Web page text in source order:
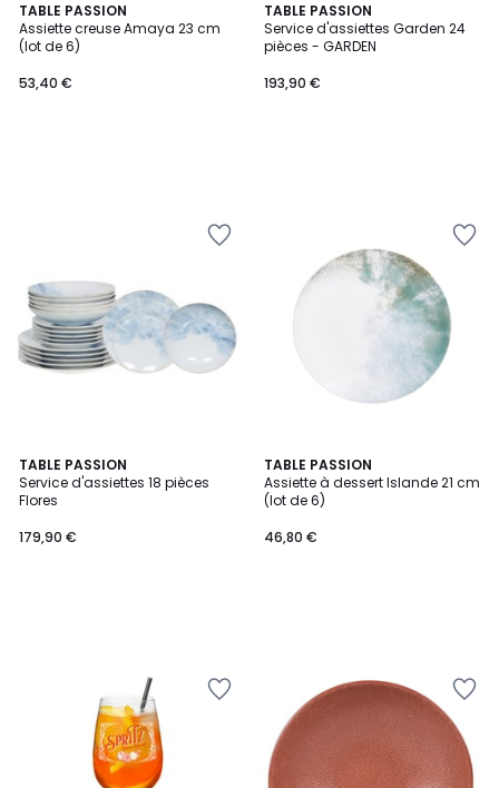
TABLE PASSION
Assiette creuse Amaya 23 cm
(lot de 6)
53,40 €
TABLE PASSION
Service d'assiettes Garden 24
pièces - GARDEN
193,90 €
TABLE PASSION
Service d'assiettes 18 pièces
Flores
179,90 €
TABLE PASSION
Assiette à dessert Islande 21 cm
(lot de 6)
46,80 €